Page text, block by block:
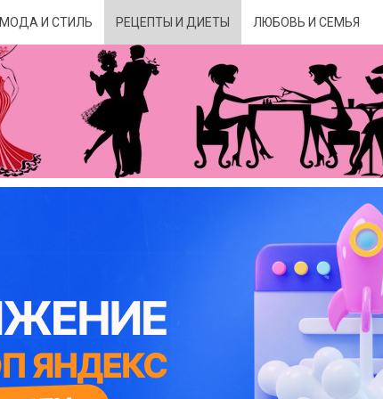
МОДА И СТИЛЬ РЕЦЕПТЫ И ДИЕТЫ ЛЮБОВЬ И СЕМЬЯ